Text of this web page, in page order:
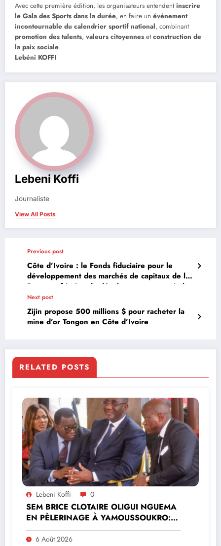
Avec cette première édition, les organisateurs entendentinscrire
le Gala des Sports dans la durée, en faire un événement
incontournable du calendrier sportif national, combinant
promotion des talents, valeurs citoyennes etconstruction de
la paix sociale.
Lebéni KOFFI
Lebeni Koffi
Journaliste
View All Posts
Previous post
Côte d’Ivoire : le Fonds fiduciaire pour le
développement des marchés de capitaux de la
Banque africaine de développement appuie la
mise en place d’une plateforme de
digitalisation des opérations d’appel public à
l’épargne
Next post
Zijin propose 500 millions $ pour racheter la
mine d’or Tongon en Côte d’Ivoire
RELATED POSTS
Lebeni Koffi 0
SEM BRICE CLOTAIRE OLIGUI NGUEMA
EN PÈLERINAGE À YAMOUSSOUKRO:LE
MINISTRE PAULIN CLAUDE DANHO
PREND PART À LA CÉRÉMONIE
6 Août 2026